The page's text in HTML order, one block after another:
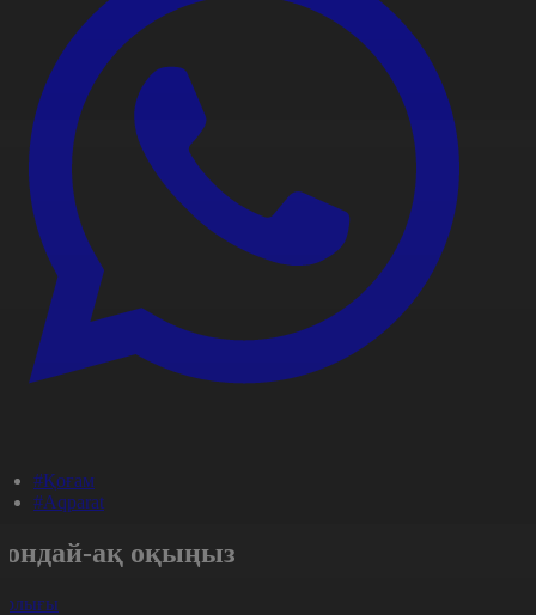
#Қоғам
#Aqparat
ақ оқыңыз